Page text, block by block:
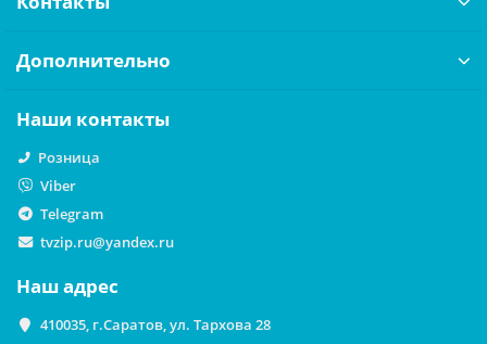
Дополнительно
Наши контакты
Розница
Viber
Telegram
tvzip.ru@yandex.ru
Наш адрес
410035, г.Саратов, ул. Тархова 28